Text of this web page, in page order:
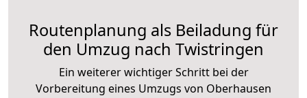
Routenplanung als Beiladung für
den Umzug nach Twistringen
Ein weiterer wichtiger Schritt bei der
Vorbereitung eines Umzugs von Oberhausen